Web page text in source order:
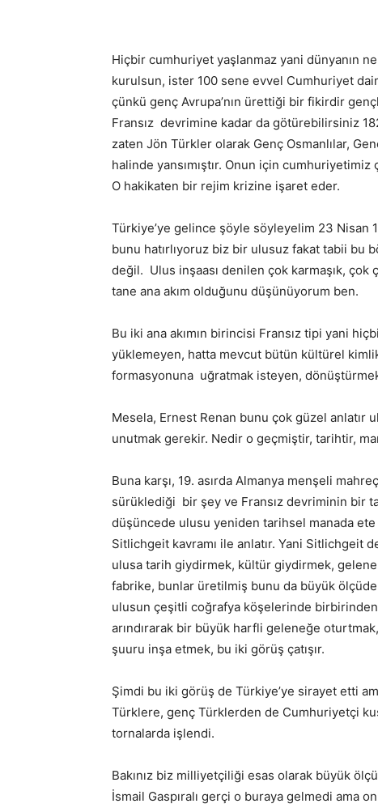
Hiçbir cumhuriyet yaşlanmaz yani dünyanın
kurulsun, ister 100 sene evvel Cumhuriyet
çünkü genç Avrupa’nın ürettiği bir fikirdir
Fransız devrimine kadar da götürebilirsiniz
zaten Jön Türkler olarak Genç Osmanlılar,
halinde yansımıştır. Onun için
O hakikaten bir rejim krizine işaret eder.
Türkiye’ye gelince şöyle söyleyelim 23
bunu hatırlıyoruz biz bir ulusuz fakat tabii
değil. Ulus inşaası denilen çok karmaşık,
tane ana akım olduğunu düşünüyorum ben.
Bu iki ana akımın birincisi Fransız tipi yani
yüklemeyen, hatta mevcut bütün kültürel
formasyonuna uğratmak isteyen,
Mesela, Ernest Renan bunu çok güzel
unutmak gerekir. Nedir o geçmiştir, tarihtir,
Buna karşı, 19. asırda Almanya menşeli
sürüklediği bir şey ve Fransız devriminin bir
düşüncede ulusu yeniden tarihsel manada
Sitlichgeit kavramı ile anlatır. Yani Sitlichgeit
ulusa tarih giydirmek, kültür giydirmek,
fabrike, bunlar üretilmiş bunu da büyük
ulusun çeşitli coğrafya köşelerinde
arındırarak bir büyük harfli geleneğe
şuuru inşa etmek, bu iki görüş çatışır.
Şimdi bu iki görüş de Türkiye’ye sirayet etti
Türklere, genç Türklerden de Cumhuriyetçi
tornalarda işlendi.
Bakınız biz milliyetçiliği esas olarak büyük
İsmail Gaspıralı gerçi o buraya gelmedi ama